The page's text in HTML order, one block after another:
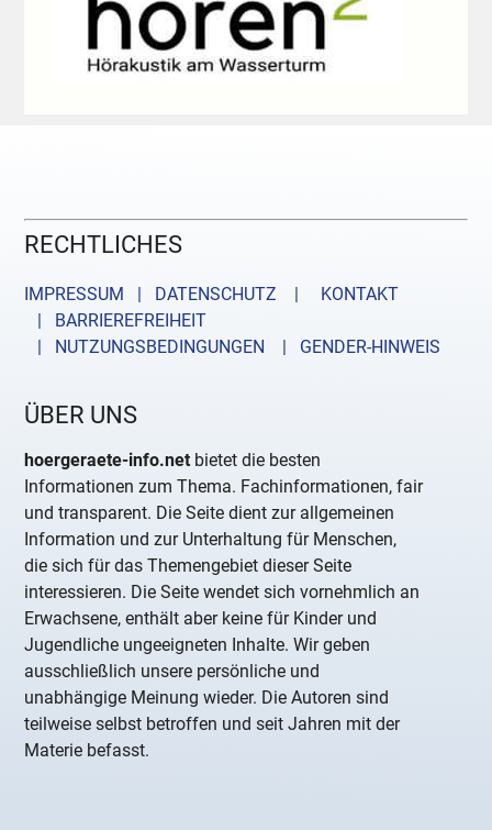
RECHTLICHES
IMPRESSUM | DATENSCHUTZ |
KONTAKT
| BARRIEREFREIHEIT
| NUTZUNGSBEDINGUNGEN
| GENDER-HINWEIS
ÜBER UNS
hoergeraete-info.net bietet die besten
Informationen zum Thema. Fachinformationen, fair
und transparent. Die Seite dient zur allgemeinen
Information und zur Unterhaltung für Menschen,
die sich für das Themengebiet dieser Seite
interessieren. Die Seite wendet sich vornehmlich an
Erwachsene, enthält aber keine für Kinder und
Jugendliche ungeeigneten Inhalte. Wir geben
ausschließlich unsere persönliche und
unabhängige Meinung wieder. Die Autoren sind
teilweise selbst betroffen und seit Jahren mit der
Materie befasst.